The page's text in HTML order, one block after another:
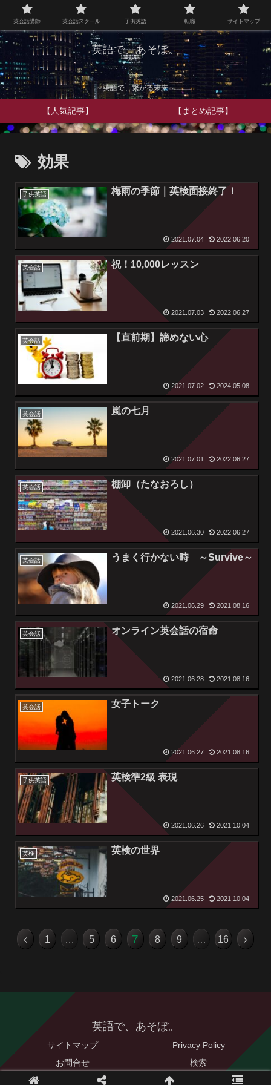
英語で、あそぼ。
～英語で、繋がる未来～
【人気記事】 【まとめ記事】
効果
子供英語 梅雨の季節｜英検面接終了！
2021.07.04 2022.06.20
英会話 祝！10,000レッスン
2021.07.03 2022.06.27
英会話 【直前期】諦めない心
2021.07.02 2024.05.08
英会話 嵐の七月
2021.07.01 2022.06.27
英会話 棚卸（たなおろし）
2021.06.30 2022.06.27
英会話 うまく行かない時 ～Survive～
2021.06.29 2021.08.16
英会話 オンライン英会話の宿命
2021.06.28 2021.08.16
英会話 女子トーク
2021.06.27 2021.08.16
子供英語 英検準2級 表現
2021.06.26 2021.10.04
英検 英検の世界
2021.06.25 2021.10.04
1 … 5 6 7 8 9 … 16
英語で、あそぼ。
サイトマップ
Privacy Policy
お問合せ
検索
英会話講師 英会話スクール 子供英語 転職 サイトマップ